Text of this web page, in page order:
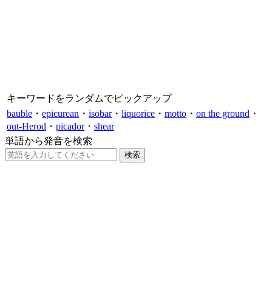
キーワードをランダムでピックアップ
bauble ・ epicurean ・ isobar・ liquorice ・ motto ・ on the ground ・
out-Herod ・ picador・ shear
単語から発音を検索